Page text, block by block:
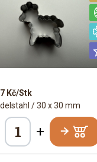
Kč/Stk
/ 30 x 30 mm
+